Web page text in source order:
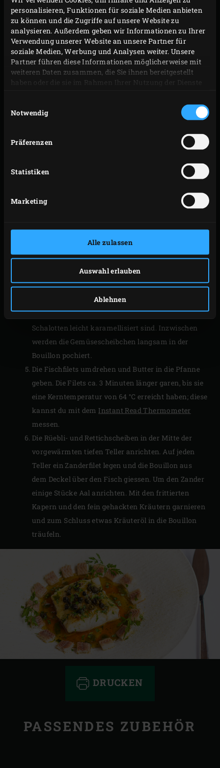
personalisieren, Funktionen für soziale Medien anbieten
zu können und die Zugriffe auf unsere Website zu
analysieren. Außerdem geben wir Informationen zu Ihrer
Verwendung unserer Website an unsere Partner für
soziale Medien, Werbung und Analysen weiter. Unsere
Partner führen diese Informationen möglicherweise mit
weiteren Daten zusammen, die Sie ihnen bereitgestellt
haben oder die sie im Rahmen Ihrer Nutzung der Dienste
Notwendig
Präferenzen
Statistiken
Marketing
Alle zulassen
Auswahl erlauben
Ablehnen
in den Topf geben und die Bouillon zum Kochen
bringen.
Den Dutch Oven aus dem EGG nehmen, den Rost
entfernen und denConvEGGtoreinsetzen. Den Rost
zurücklegen und den Topf wieder daraufstellen. Die
Bouillon ca. 10 Minuten ziehen lassen.
10 Minuten ziehen lassen und das EGG wieder auf
200 °C erhitzen. Inzwischen die Aalfilets in kleine
Das Sieb mit einem sauberen, nassen Geschirrtuch
auskleiden und die Bouillon durchsieben. Eine
ordentliche Portion Fischbouillon in den Deckel des
Green Dutch Oven schütten. Die
Gusseisenpfanne
Multi Level Rack. Darauf wiederum den Deckel mit
der Bouillon stellen, mit darin den Rüebli- und
Rettichscheiben; so kocht man auf 2 Ebenen
gleichzeitig. Das Sonnenblumenöl in die Pfanne
giessen und die Schalotten zugeben. Diese anbraten,
bis sie fast glasig sind und dann das Zanderfilet auf
die Schalotten legen. Garen lassen, bis die
Schalotten leicht karamellisiert sind. Inzwischen
werden die Gemüsescheibchen langsam in der
Bouillon pochiert.
Die Fischfilets umdrehen und Butter in die Pfanne
geben. Die Filets ca. 3 Minuten länger garen, bis sie
eine Kerntemperatur von 64 °C erreicht haben; diese
kannst du mit demInstant Read Thermometer
messen.
Die Rüebli- und Rettichscheiben in der Mitte der
vorgewärmten tiefen Teller anrichten. Auf jeden
Teller ein Zanderfilet legen und die Bouillon aus
dem Deckel über den Fisch giessen. Um den Zander
einige Stücke Aal anrichten. Mit den frittierten
Kapern und den fein gehackten Kräutern garnieren
und zum Schluss etwas Kräuteröl in die Bouillon
träufeln.
DRUCKEN
PASSENDES ZUBEHÖR